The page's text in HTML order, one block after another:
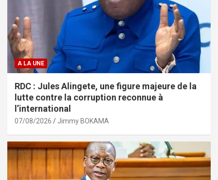
A LA UNE
RDC : Jules Alingete, une figure majeure de la
lutte contre la corruption reconnue à
l’international
07/08/2026 Jimmy BOKAMA